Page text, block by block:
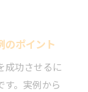
のポイント
成功させるに
。実例から